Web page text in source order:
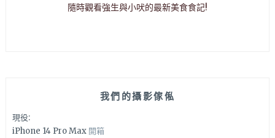
隨時觀看強生與小吠的最新美食食記!
我們的攝影傢俬
現役:
iPhone 14 Pro Max 開箱